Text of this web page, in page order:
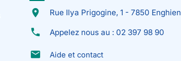
place Rue Ilya Prigogine, 1 - 7850 Enghien
phone Appelez nous au : 02 397 98 90
email Aide et contact